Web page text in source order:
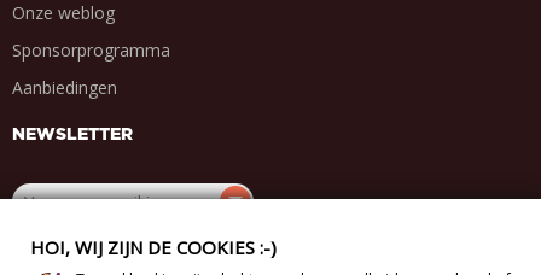
Onze weblog
Sponsorprogramma
Aanbiedingen
NEWSLETTER
HOI, WIJ ZIJN DE COOKIES :-)